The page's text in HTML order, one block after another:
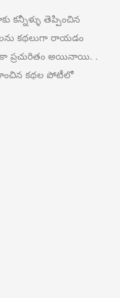
కన్నీళ్ళు తెప్పించిన
కథలుగా రాయడం
ప్రచురితం అయినాయి. .
కథల పోటీలో